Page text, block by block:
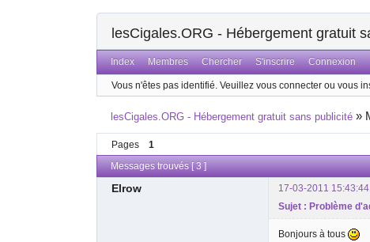
lesCigales.ORG - Hébergement gratuit
Index Membres Chercher S'inscrire Connexion
Vous n'êtes pas identifié. Veuillez vous connecter ou vous
lesCigales.ORG - Hébergement gratuit sans publicité »
Pages
1
Messages trouvés [ 3 ]
Elrow
17-03-2011 15:43:44
Sujet : Problème
Bonjours à tous